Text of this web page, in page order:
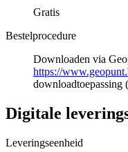
Gratis
Bestelprocedure
Downloaden via
https://
downloadtoepassing (
Digitale
Leveringseenheid